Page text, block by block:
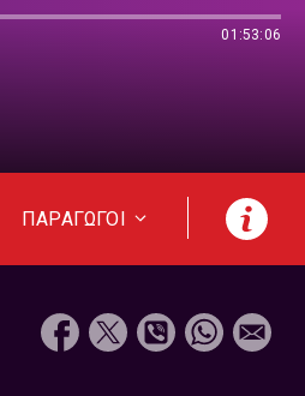
01:53:06
ΠΑΡΑΓΩΓΟΙ